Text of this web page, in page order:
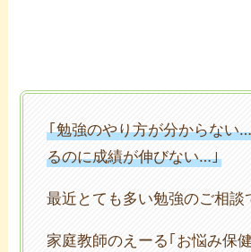
｢勉強のやり方が分からない
るのに成績が伸びない…｣
最近とても多い勉強のご相談
家庭教師のえーる｢お悩み保